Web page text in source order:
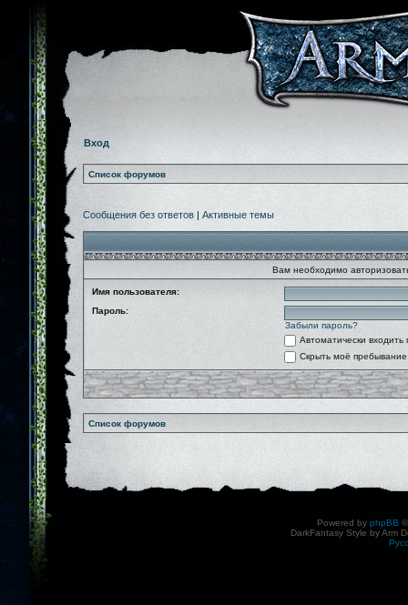
Вход
Список форумов
Сообщения без ответов | Активные темы
Вам необходимо
Имя пользователя:
Пароль:
Забыли пароль?
Автоматически
Скрыть моё
Список форумов
Powered by phpBB
DarkFantasy Style by Arm